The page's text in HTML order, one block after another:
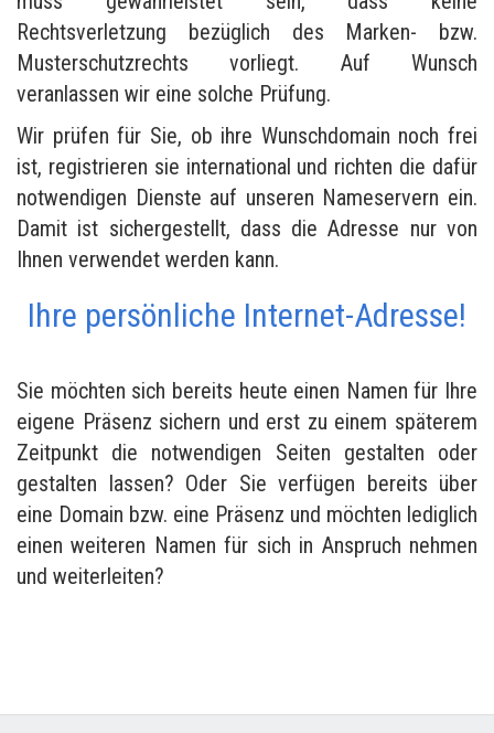
Rechtsverletzung bezüglich des Marken- bzw.
Musterschutzrechts vorliegt. Auf Wunsch
veranlassen wir eine solche Prüfung.
Wir prüfen für Sie, ob ihre Wunschdomain noch frei
ist, registrieren sie international und richten die dafür
notwendigen Dienste auf unseren Nameservern ein.
Damit ist sichergestellt, dass die Adresse nur von
Ihnen verwendet werden kann.
Ihre persönliche Internet-Adresse!
Sie möchten sich bereits heute einen Namen für Ihre
eigene Präsenz sichern und erst zu einem späterem
Zeitpunkt die notwendigen Seiten gestalten oder
gestalten lassen? Oder Sie verfügen bereits über
eine Domain bzw. eine Präsenz und möchten lediglich
einen weiteren Namen für sich in Anspruch nehmen
und weiterleiten?